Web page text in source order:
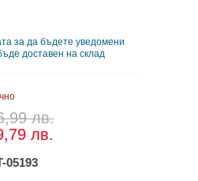
за да бъдете уведомени
доставен на склад
лв.
лв.
05193